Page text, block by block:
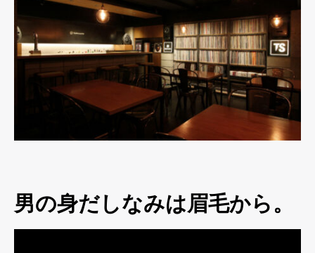
男の身だしなみは眉毛から。